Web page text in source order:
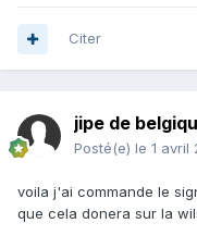
Citer
jipe de
Posté(e) le 1 avril
voila j'ai commande le
que cela donera sur la